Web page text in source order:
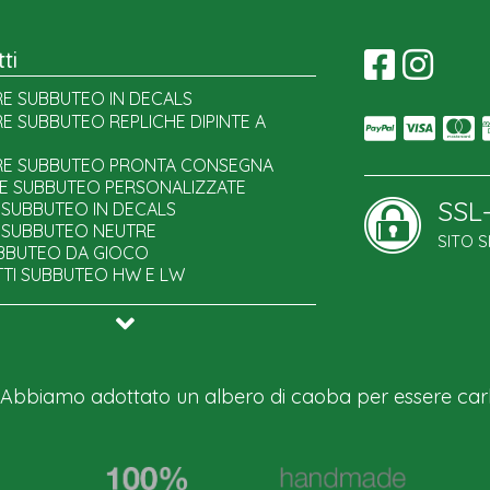
SUBBUTEO IN DECALS
MONDIALI
EUROPEI
CHAMPIONS LEAGUE
SPECIAL EDITION
VARIE
SUBBUTEO REPLICHE DIPINTE A
SUBBUTEO PRONTA CONSEGNA
SUBBUTEO PERSONALIZZATE
IN DECALS
NEUTRE
DA GIOCO
SUBBUTEO HW E LW
SUBBUTEO FAI DA TE
SUBBUTEO
SITO
adottato un albero di caoba per essere